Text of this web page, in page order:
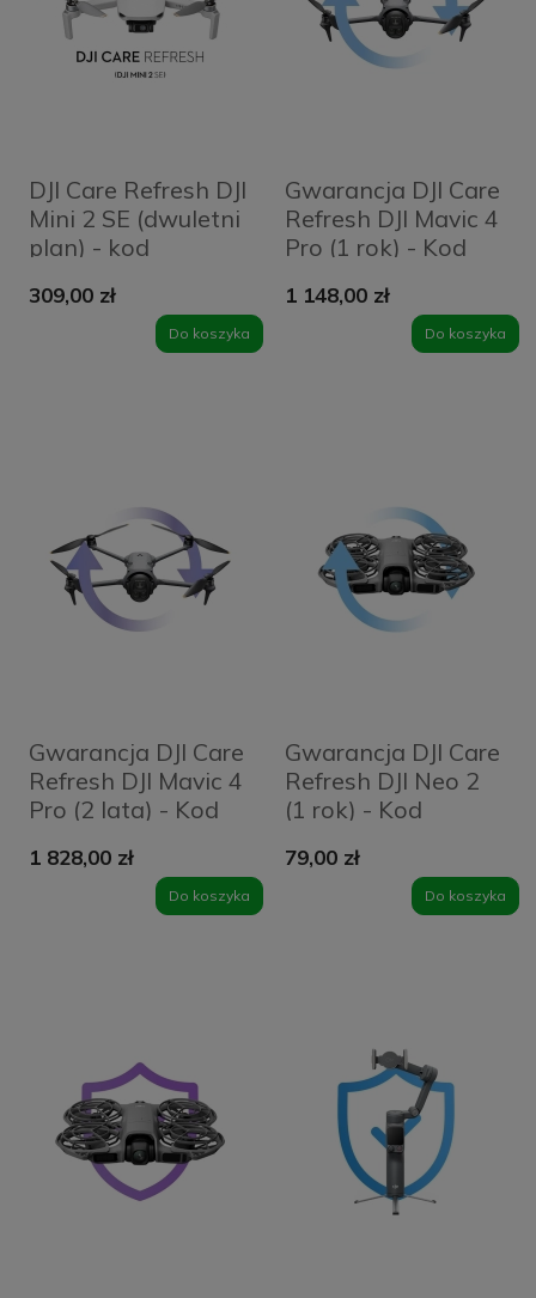
DJI Care Refresh DJI
Mini 2 SE (dwuletni
plan) - kod
309,00 zł
Do koszyka
Gwarancja DJI Care
Refresh DJI Mavic 4
Pro (1 rok) - Kod
1 148,00 zł
Do koszyka
Gwarancja DJI Care
Refresh DJI Mavic 4
Pro (2 lata) - Kod
1 828,00 zł
Do koszyka
Gwarancja DJI Care
Refresh DJI Neo 2
(1 rok) - Kod
79,00 zł
Do koszyka